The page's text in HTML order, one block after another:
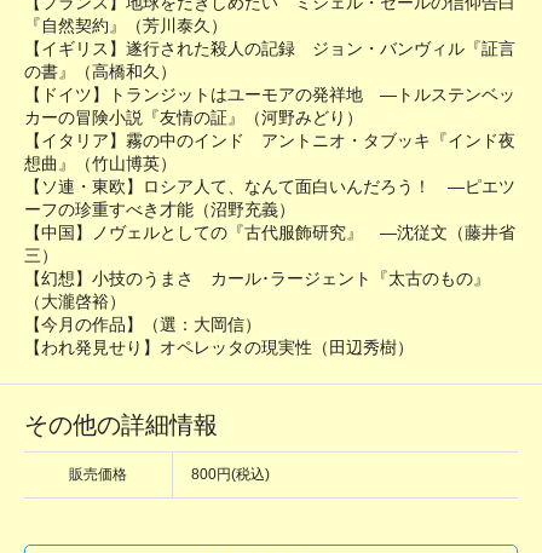
『自然契約』（芳川泰久）
【イギリス】遂行された殺人の記録 ジョン・バンヴィル『証言
の書』（高橋和久）
【ドイツ】トランジットはユーモアの発祥地 ―トルステンベッ
カーの冒険小説『友情の証』（河野みどり）
【イタリア】霧の中のインド アントニオ・タブッキ『インド夜
想曲』（竹山博英）
【ソ連・東欧】ロシア人て、なんて面白いんだろう！ ―ピエツ
ーフの珍重すべき才能（沼野充義）
【中国】ノヴェルとしての『古代服飾研究』 ―沈従文（藤井省
三）
【幻想】小技のうまさ カール･ラージェント『太古のもの』
（大瀧啓裕）
【今月の作品】（選：大岡信）
【われ発見せり】オペレッタの現実性（田辺秀樹）
その他の詳細情報
販売価格 800円(税込)